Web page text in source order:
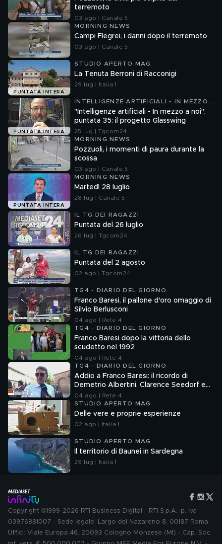
terremoto
03 ago | Canale 5
MORNING NEWS
Campi Flegrei, i danni dopo il terremoto
03 ago | Canale 5
PUNTATA INTERA
STUDIO APERTO MAG
La Tenuta Berroni di Racconigi
29 lug | Italia 1
PUNTATA INTERA
INTELLIGENZE ARTIFICIALI - IN MEZZO
A NOI
"Intelligenze artificiali - In mezzo a noi",
puntata 35: il progetto Glasswing
25 lug | Tgcom24
MORNING NEWS
Pozzuoli, i momenti di paura durante la
scossa
03 ago | Canale 5
PUNTATA INTERA
MORNING NEWS
Martedì 28 luglio
28 lug | Canale 5
IL TG DEI RAGAZZI
Puntata del 26 luglio
26 lug | Tgcom24
IL TG DEI RAGAZZI
Puntata del 2 agosto
02 ago | Tgcom24
TG4 - DIARIO DEL GIORNO
Franco Baresi, il pallone d'oro omaggio di
Silvio Berlusconi
04 ago | Rete 4
TG4 - DIARIO DEL GIORNO
Franco Baresi dopo la vittoria dello
scudetto nel 1992
04 ago | Rete 4
TG4 - DIARIO DEL GIORNO
Addio a Franco Baresi: il ricordo di
Demetrio Albertini, Clarence Seedorf e
Giovanni Galli
04 ago | Rete 4
STUDIO APERTO MAG
Delle vere e proprie esperienze
02 ago | Italia 1
STUDIO APERTO MAG
Il territorio di Baunei in Sardegna
29 lug | Italia 1
Copyright ©1999-2026 RTI Business Digital - RTI S.p.A.: p. iva
03976881007 - Sede legale: Largo del Nazareno 8, 00187 Roma.
Uffici: Viale Europa 46, 20093 Cologno Monzese (MI) - Cap. Soc.